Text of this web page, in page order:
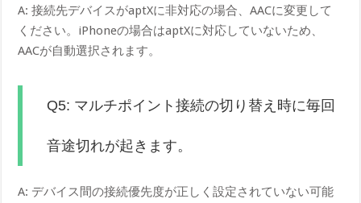
A: 接続先デバイスがaptXに非対応の場合、AACに変更して
ください。iPhoneの場合はaptXに対応していないため、
AACが自動選択されます。
Q5: マルチポイント接続の切り替え時に毎回
音途切れが起きます。
A: デバイス間の接続優先度が正しく設定されていない可能